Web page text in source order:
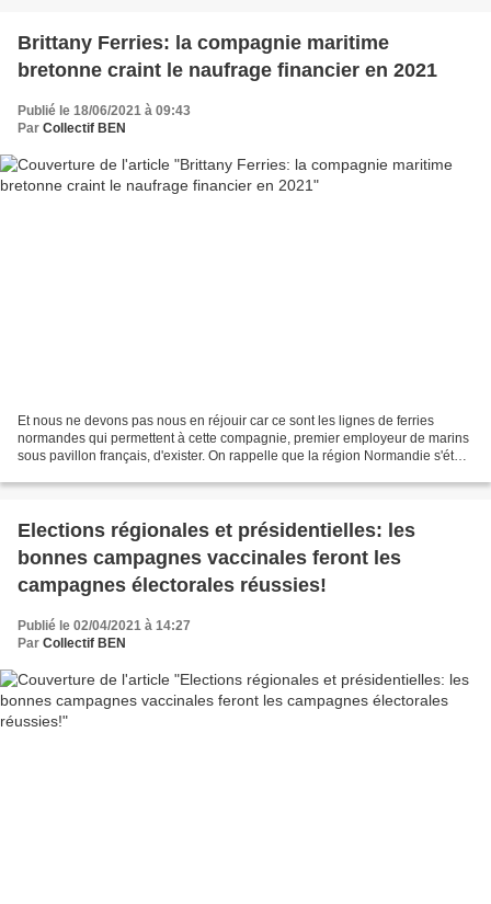
Brittany Ferries: la compagnie maritime
bretonne craint le naufrage financier en 2021
Publié le 18/06/2021 à 09:43
Par Collectif BEN
Et nous ne devons pas nous en réjouir car ce sont les lignes de ferries
normandes qui permettent à cette compagnie, premier employeur de marins
sous pavillon français, d'exister. On rappelle que la région Normandie s'était
Elections régionales et présidentielles: les
bonnes campagnes vaccinales feront les
campagnes électorales réussies!
Publié le 02/04/2021 à 14:27
Par Collectif BEN